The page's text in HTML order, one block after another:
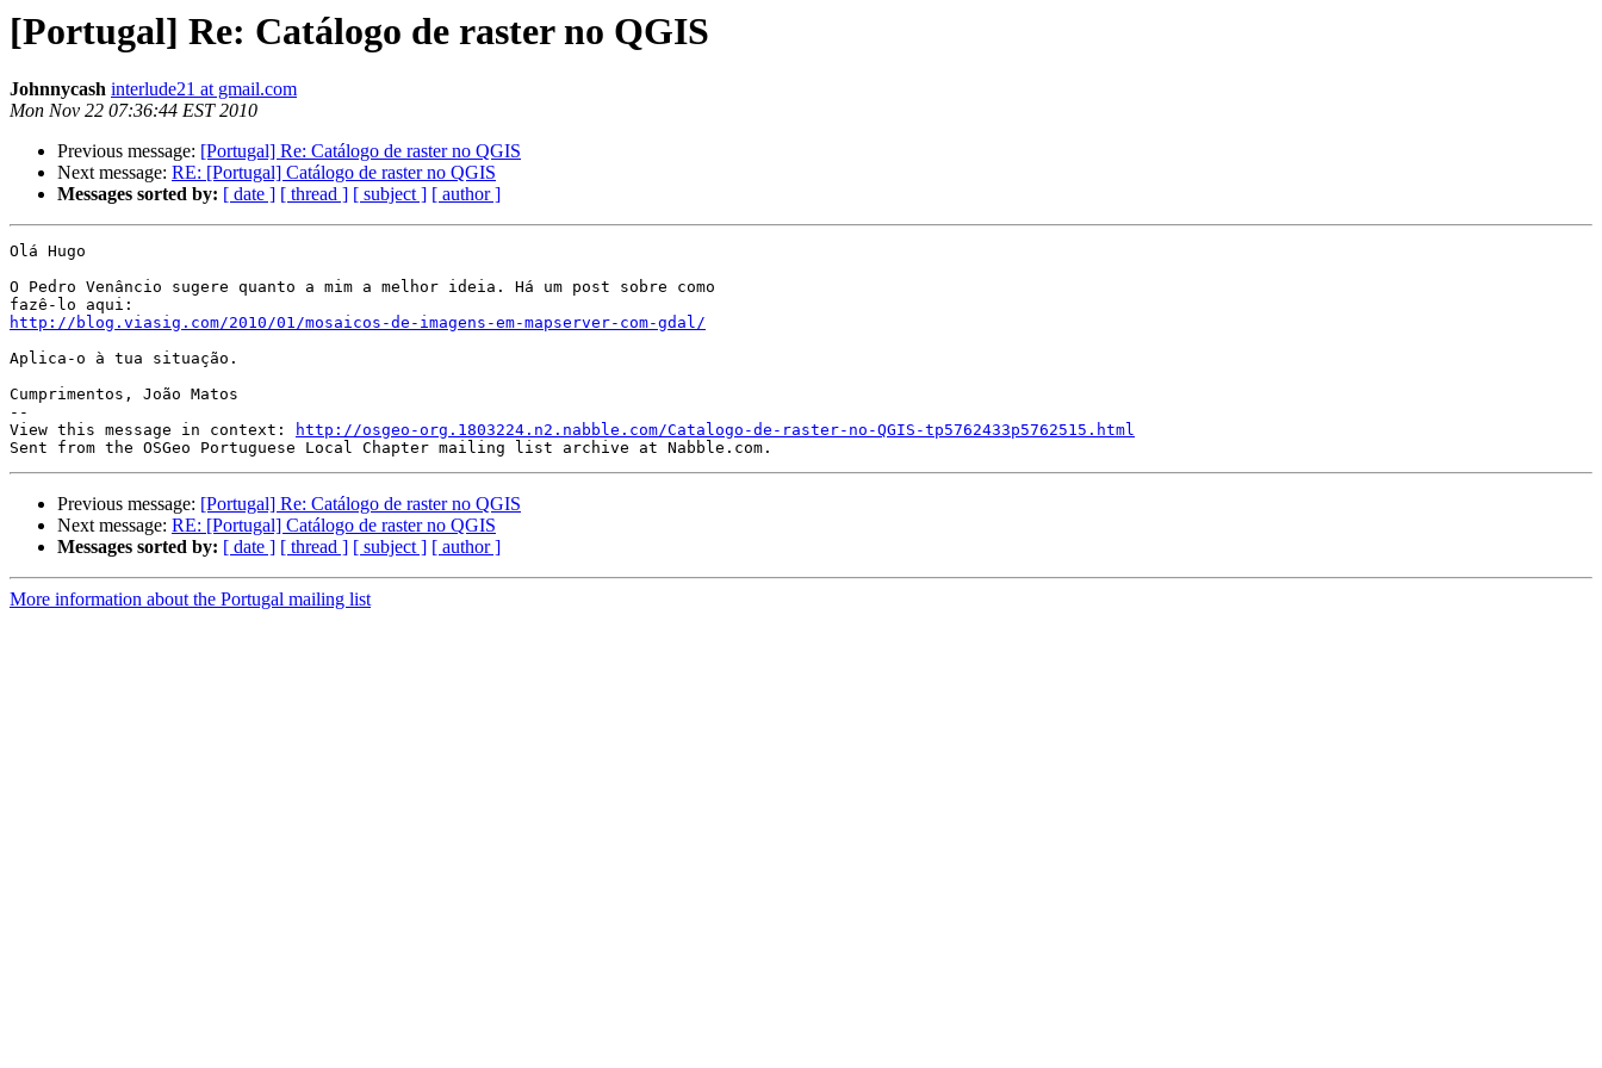
[Portugal] Re: Catálogo de raster no QGIS
Johnnycash interlude21 at gmail.com
Mon Nov 22 07:36:44 EST 2010
Previous message: [Portugal] Re: Catálogo de raster no QGIS
Next message: RE: [Portugal] Catálogo de raster no QGIS
Messages sorted by: [ date ] [ thread ] [ subject ] [ author ]
Olá Hugo
O Pedro Venâncio sugere quanto a mim a melhor ideia. Há um post sobre como
http://blog.viasig.com/2010/01/mosaicos-de-imagens-em-mapserver-com-gdal/
Aplica-o à tua situação.
Cumprimentos, João Matos
--
View this message in context:
http://osgeo-org.1803224.n2.nabble.com/Catalogo-de-raster-no-QGIS-tp5762433p5762515.html
Previous message: [Portugal] Re: Catálogo de raster no QGIS
Next message: RE: [Portugal] Catálogo de raster no QGIS
Messages sorted by: [ date ] [ thread ] [ subject ] [ author ]
More information about the Portugal mailing list